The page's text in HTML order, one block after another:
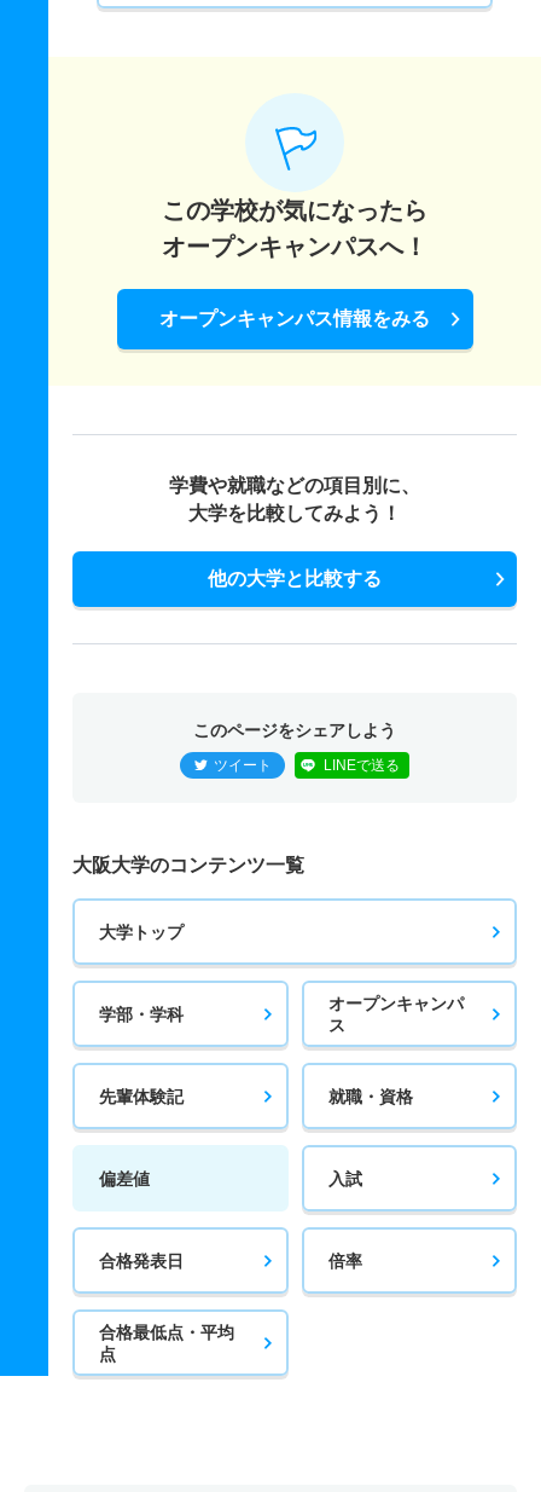
この学校が気になったら
オープンキャンパスへ！
オープンキャンパス情報をみる
学費や就職などの項目別に、
大学を比較してみよう！
他の大学と比較する
このページをシェアしよう
ツイート LINEで送る
大阪大学のコンテンツ一覧
大学トップ
学部・学科
オープンキャンパ
ス
先輩体験記 就職・資格
偏差値 入試
合格発表日 倍率
合格最低点・平均
点